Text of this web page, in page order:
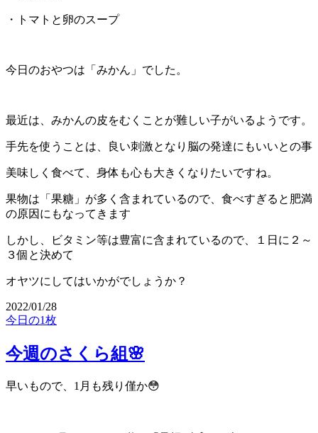
・トマトと卵のスープ
今日のおやつは「みかん」でした。
最近は、みかんの皮をむくことが難しい子がいるようです。
手先を使うことは、良い刺激となり脳の発達にもいいとの事
美味しく食べて、身体も心も大きくなりたいですね。
果物は「果糖」が多く含まれているので、食べすぎると肥満
の原因にもなってきます
しかし、ビタミン等は豊富に含まれているので、１日に２～
３個と決めて
オヤツにしてはいかがでしょうか？
2022/01/28
今日の1枚
今週のさくら組🌸
早いもので、1月も残り僅か😳